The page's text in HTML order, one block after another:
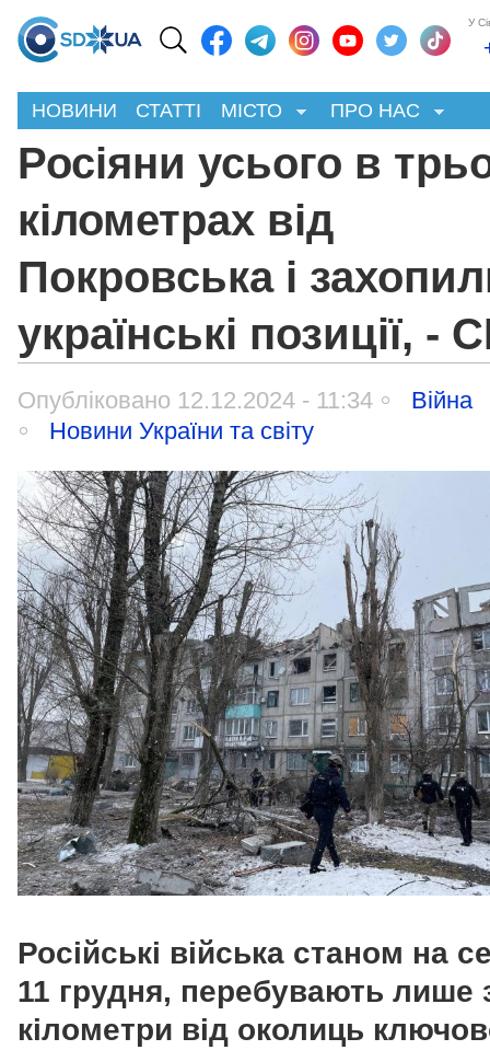
У
НОВИНИ СТАТТІ МІСТО ПРО НАС
Росіяни усього в
кілометрах від
Покровська і
українські позиції, -
Опубліковано 12.12.2024 - 11:34
Війна
Новини України та світу
Російські війська станом на
11 грудня, перебувають лише
кілометри від околиць